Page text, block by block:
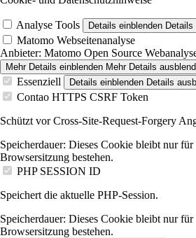
Analyse Tools Details einblenden Details
Matomo Webseitenanalyse
Anbieter: Matomo Open Source
Mehr Details einblenden Mehr Details
Essenziell Details einblenden Details
Contao HTTPS CSRF Token
Schützt vor Cross-Site-Request-Forgery
Speicherdauer: Dieses Cookie bleibt nur für
Browsersitzung bestehen.
PHP SESSION ID
Speichert die aktuelle PHP-Session.
Speicherdauer: Dieses Cookie bleibt nur für
Browsersitzung bestehen.